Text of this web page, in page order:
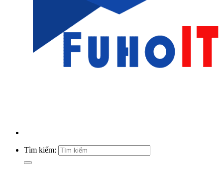
Tìm kiếm: